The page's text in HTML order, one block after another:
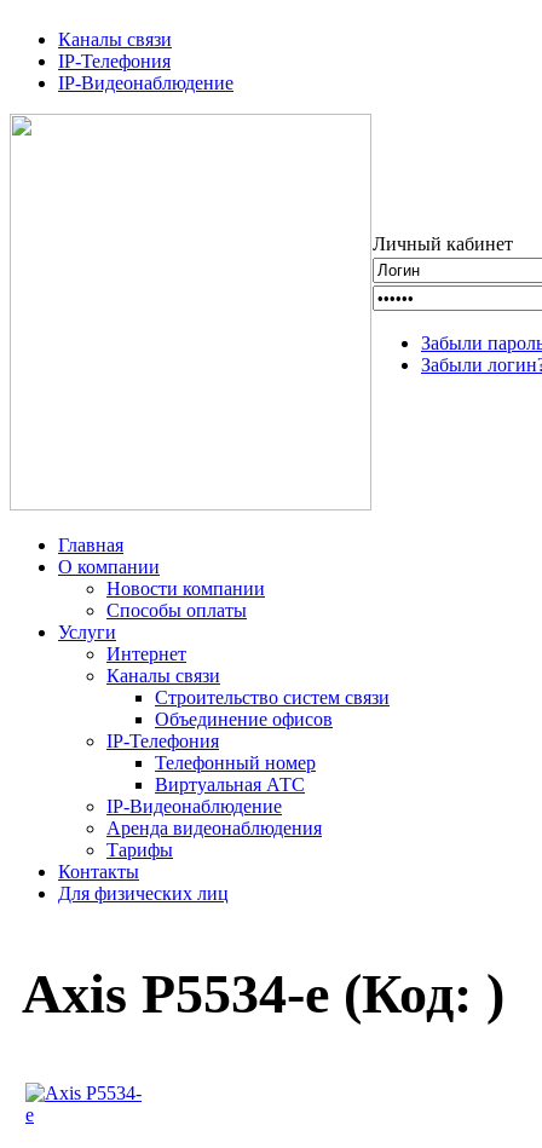
Каналы связи
IP-Телефония
IP-Видеонаблюдение
Личный кабинет
Забыли
Забыли
Главная
О компании
Новости компании
Способы оплаты
Услуги
Интернет
Каналы связи
Строительство систем связи
Объединение офисов
IP-Телефония
Телефонный номер
Виртуальная АТС
IP-Видеонаблюдение
Аренда видеонаблюдения
Тарифы
Контакты
Для физических лиц
Axis P5534-e (Код: )